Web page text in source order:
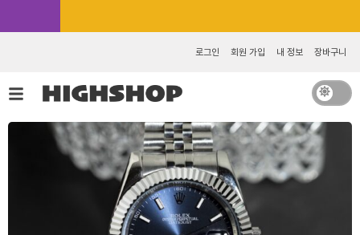
건
너
뛰
로그인 회원 가입 내 정보 장바구니